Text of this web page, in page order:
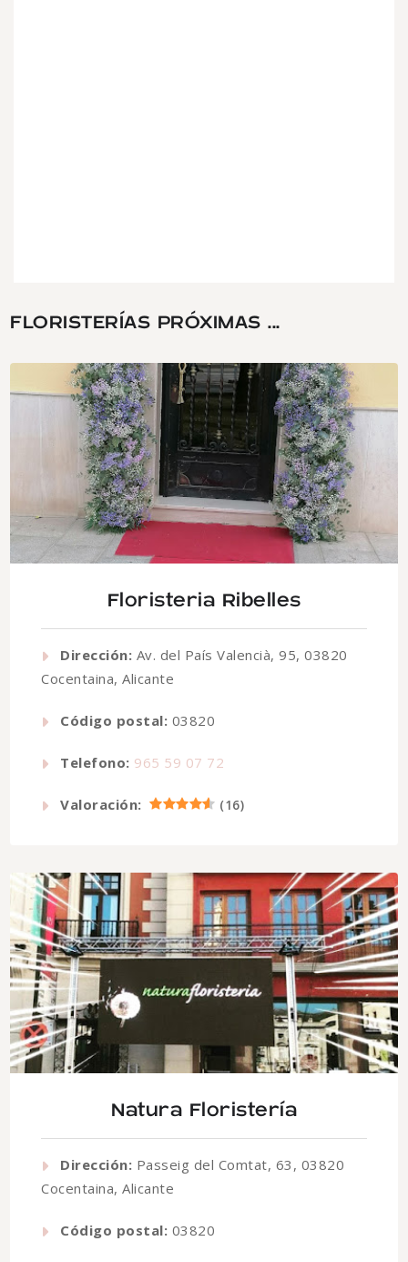
FLORISTERÍAS PRÓXIMAS ...
Floristeria Ribelles
Dirección: Av. del País Valencià, 95, 03820
Cocentaina, Alicante
Código postal: 03820
Telefono: 965 59 07 72
Valoración: (16)
Natura Floristería
Dirección: Passeig del Comtat, 63, 03820
Cocentaina, Alicante
Código postal: 03820